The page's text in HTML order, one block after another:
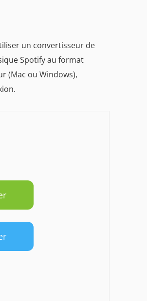
un convertisseur de
Spotify au format
(Mac ou Windows),